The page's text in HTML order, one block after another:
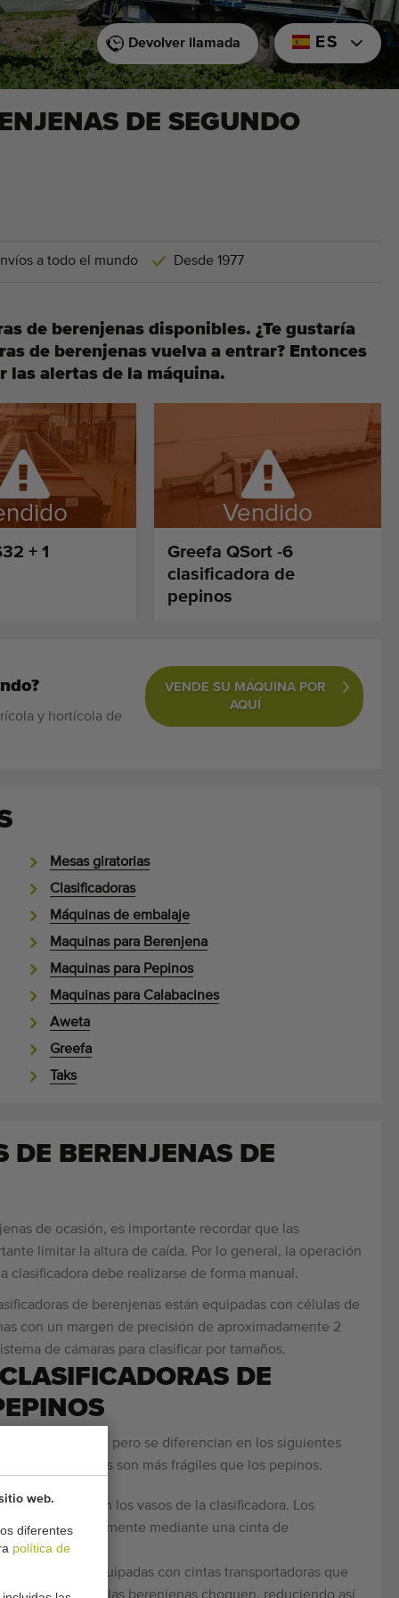
web.
diferentes
política de
ES
Devolver llamada
DE SEGUNDO
a todo el mundo Desde 1977
de berenjenas disponibles. ¿Te gustaría
de berenjenas vuelva a entrar? Entonces
las alertas de la máquina.
+ 1
Vendido
Greefa QSort -6
clasificadora de
pepinos
y hortícola de
VENDE SU MÁQUINA POR
AQUÍ
Mesas giratorias
Clasificadoras
Máquinas de embalaje
Maquinas para Berenjena
Maquinas para Pepinos
Maquinas para Calabacines
Aweta
Greefa
Taks
DE BERENJENAS DE
de ocasión, es importante recordar que las
limitar la altura de caída. Por lo general, la operación
clasificadora debe realizarse de forma manual.
de berenjenas están equipadas con células de
con un margen de precisión de aproximadamente 2
de cámaras para clasificar por tamaños.
DE
parecen mucho, pero se diferencian en los siguientes
las berenjenas son más frágiles que los pepinos.
manualmente en los vasos de la clasificadora. Los
automáticamente mediante una cinta de
están equipadas con cintas transportadoras que